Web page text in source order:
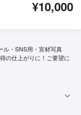
¥10,000
ル・SNS用・宣材写真
の仕上がりに！ご要望に